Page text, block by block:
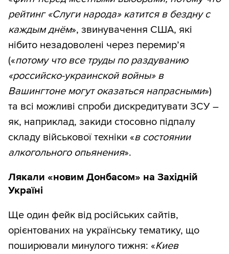
рейтинг «Слуги народа» катится в бездну с
каждым днём», звинувачення США, які
нібито незадоволені через перемир’я
(«потому что все труды по раздуванию
«российско-украинской войны» в
Вашингтоне могут оказаться напрасными»)
та всі можливі спроби дискредитувати ЗСУ –
як, наприклад, закиди стосовно підпалу
складу військової техніки «в состоянии
алкогольного опьянения».
Лякали «новим Донбасом» на Західній
Україні
Ще один фейк від російських сайтів,
орієнтованих на українську тематику, що
поширювали минулого тижня: «Киев